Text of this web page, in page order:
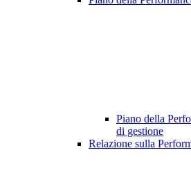
Piano della
di gestione
Relazione sulla